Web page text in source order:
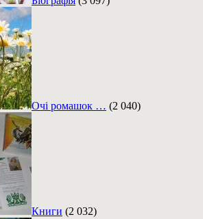
Очі ромашок … (2 040)
Книги (2 032)